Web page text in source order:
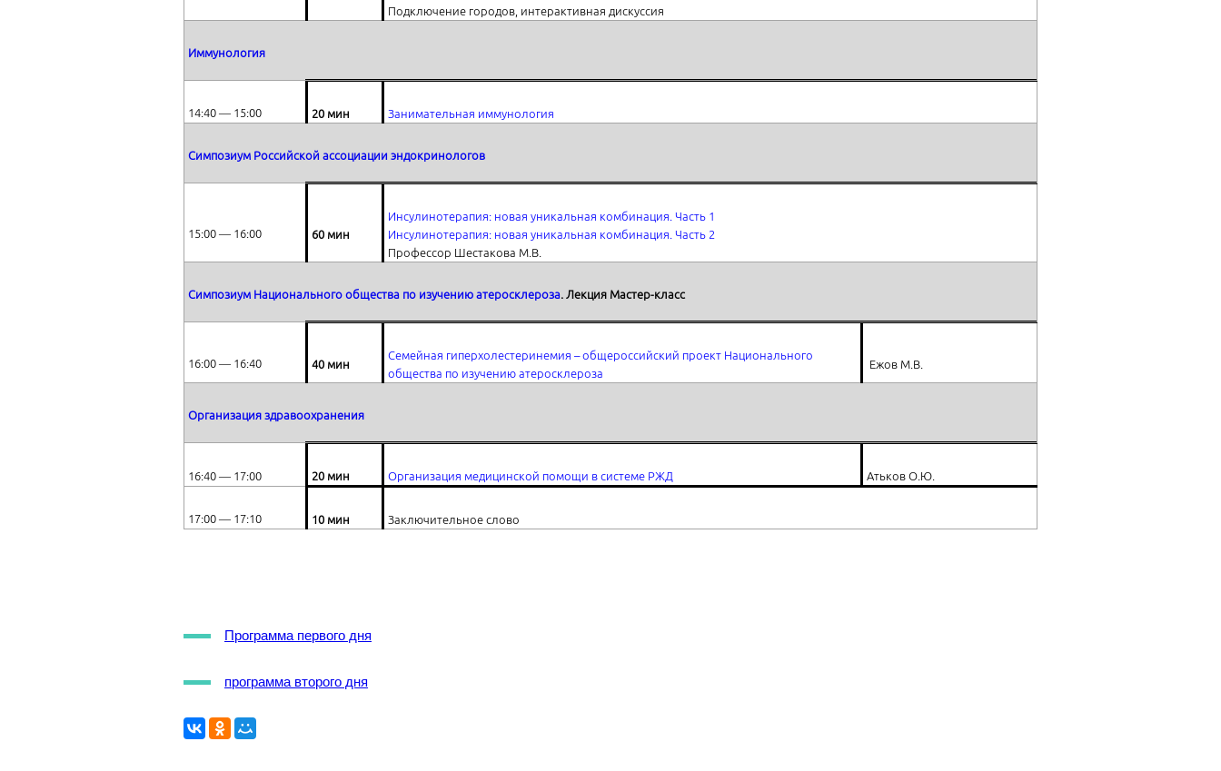
Подключение городов, интерактивная дискуссия
Иммунология
14:40 ― 15:00 20 мин Занимательная иммунология
Симпозиум Российской ассоциации эндокринологов
15:00 ― 16:00 60 мин
Инсулинотерапия: новая уникальная комбинация. Часть 1
Инсулинотерапия: новая уникальная комбинация. Часть 2
Профессор Шестакова М.В.
Симпозиум Национального общества по изучению атеросклероза. Лекция Мастер-класс
16:00 ― 16:40 40 мин
Семейная гиперхолестеринемия – общероссийский проект Национального
общества по изучению атеросклероза
Ежов М.В.
Организация здравоохранения
16:40 ― 17:00 20 мин Организация медицинской помощи в системе РЖД Атьков О.Ю.
17:00 ― 17:10 10 мин Заключительное слово
Программа первого дня
программа второго дня